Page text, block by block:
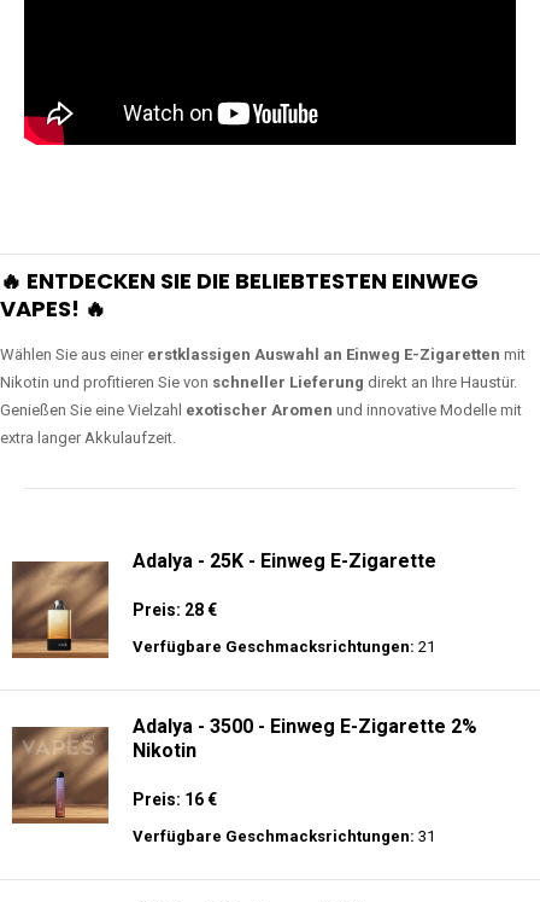
🔥 ENTDECKEN SIE DIE BELIEBTESTEN EINWEG
VAPES! 🔥
Wählen Sie aus einer erstklassigen Auswahl an Einweg E-Zigaretten mit
Nikotin und profitieren Sie von schneller Lieferung direkt an Ihre Haustür.
Genießen Sie eine Vielzahl exotischer Aromen und innovative Modelle mit
extra langer Akkulaufzeit.
Adalya - 25K - Einweg E-Zigarette
Preis: 28 €
Verfügbare Geschmacksrichtungen: 21
Adalya - 3500 - Einweg E-Zigarette 2%
Nikotin
Preis: 16 €
Verfügbare Geschmacksrichtungen: 31